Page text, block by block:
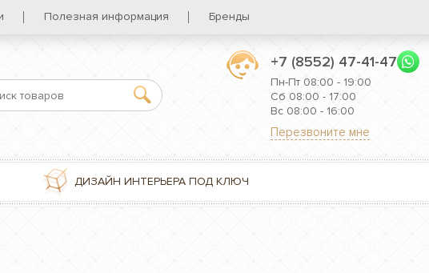
Полезная информация Бренды
+7 (8552) 47-41-47
Пн-Пт 08:00 - 19:00
Сб 08:00 - 17:00
Вс 08:00 - 16:00
Перезвоните мне
ДИЗАЙН ИНТЕРЬЕРА ПОД КЛЮЧ